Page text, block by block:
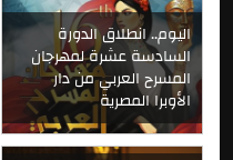
اليوم.. انطلاق الدورة
السادسة عشرة لمهرجان
المسرح العربي من دار
الأوبرا المصرية